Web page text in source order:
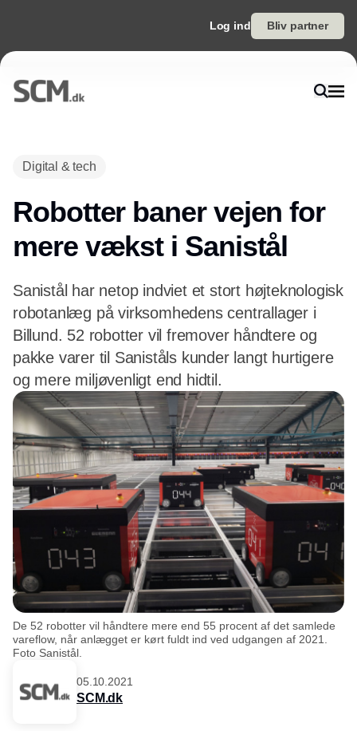
Log ind Bliv partner
Digital & tech
Robotter baner vejen for
mere vækst i Sanistål
Sanistål har netop indviet et stort højteknologisk
robotanlæg på virksomhedens centrallager i
Billund. 52 robotter vil fremover håndtere og
pakke varer til Saniståls kunder langt hurtigere
og mere miljøvenligt end hidtil.
De 52 robotter vil håndtere mere end 55 procent af det samlede
vareflow, når anlægget er kørt fuldt ind ved udgangen af 2021.
Foto Sanistål.
05.10.2021
SCM.dk